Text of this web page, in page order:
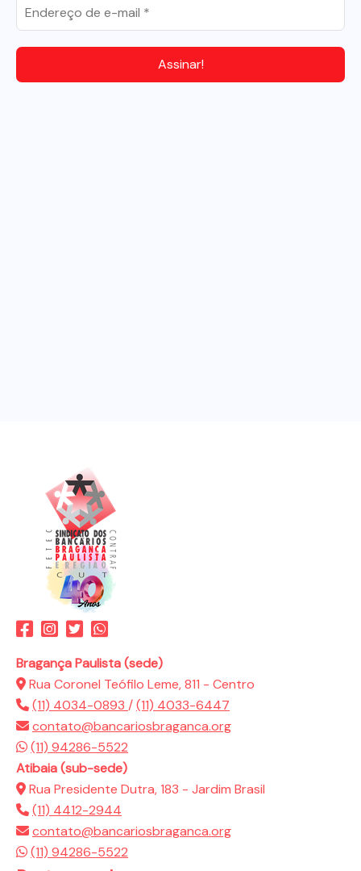
Bragança Paulista (sede)
Rua Coronel Teófilo Leme, 811 - Centro
(11) 4034-0893 /(11) 4033-6447
contato@bancariosbraganca.org
(11) 94286-5522
Atibaia (sub-sede)
Rua Presidente Dutra, 183 - Jardim Brasil
(11) 4412-2944
contato@bancariosbraganca.org
(11) 94286-5522